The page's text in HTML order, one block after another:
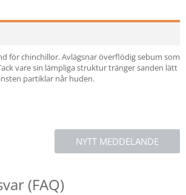
för chinchillor. Avlägsnar överflödig sebum som
vare sin lämpliga struktur tränger sanden lätt
partiklar når huden.
NYTT MEDDELANDE
(FAQ)